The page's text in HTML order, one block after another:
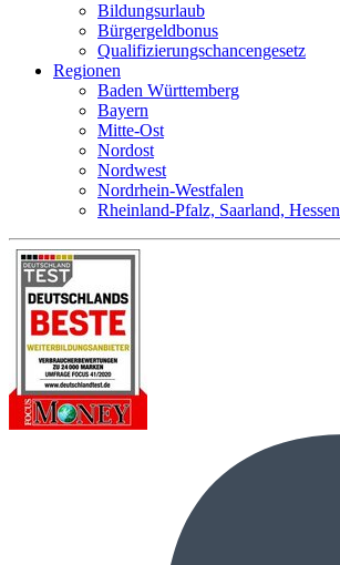
Bildungsurlaub
Bürgergeldbonus
Qualifizierungschancengesetz
Regionen
Baden Württemberg
Bayern
Mitte-Ost
Nordost
Nordwest
Nordrhein-Westfalen
Rheinland-Pfalz, Saarland, Hessen